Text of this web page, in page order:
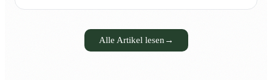
Alle Artikel lesen →